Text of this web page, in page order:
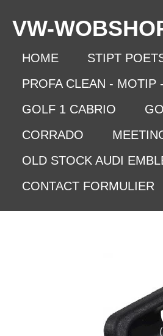
direct
VW-WO
HOME STIPT
PROFA CLEAN - MOTIP
GOLF 1 CABRIO
CORRADO
OLD STOCK AUDI
CONTACT FORMULIER